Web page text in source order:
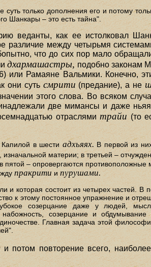
только дополнения его и потому
Шанкары – это есть тайна".
веданты, как ее истолковал
между четырьмя
что до сих пор мало
дхармашастры, подобно законам
или Рамаяне Вальмики. Конечно,
они сутьсмрити (предание), а не
этого слова. Во всяком
две мимансы и даже
отраслями трайи(то
в шести адхьяях. В первой из
, изначальной материи; в третьей –
– опровергаются противоположные
пракрити ипурушами.
которая состоит из четырех частей. В
к этому постоянное упражнение и
созерцание даже у людей,
созерцание и обдумывание
Главная задача этой
и потом повторение всего,